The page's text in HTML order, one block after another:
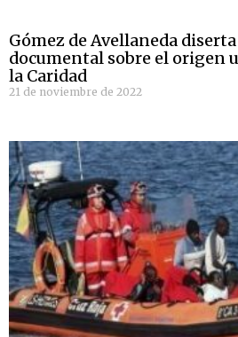
Gómez de Avellaneda
documental sobre el origen
la Caridad
21 de noviembre de 2022